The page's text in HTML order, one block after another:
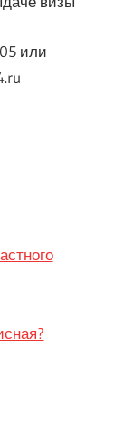
или